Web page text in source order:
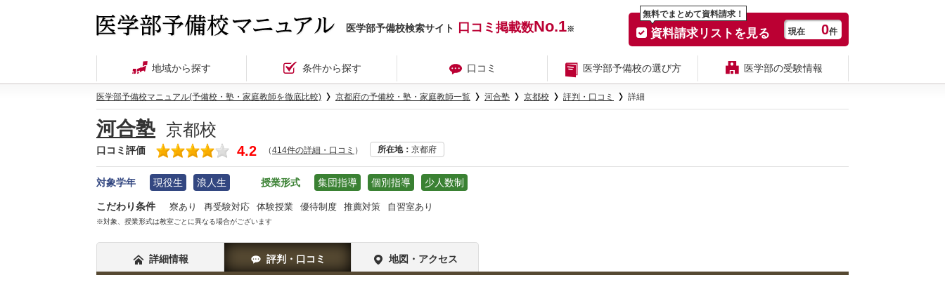
医学部予備校検索サイト 口コミ掲載数No.1※
無料でまとめて資料請求！
資料請求リストを見る 現在 0件
地域から探す 条件から探す 口コミ 医学部予備校の選び方 医学部の受験情報
医学部予備校マニュアル(予備校・塾・家庭教師を徹底比較) 京都府の予備校・塾・家庭教師一覧 河合塾 京都校 評判・口コミ 詳細
河合塾 京都校
口コミ評価 4.2 （414件の詳細・口コミ ） 所在地 京都府
対象学年 現役生 浪人生 授業形式 集団指導 個別指導 少人数制
こだわり条件 寮あり 再受験対応 体験授業 優待制度 推薦対策 自習室あり
※対象、授業形式は教室ごとに異なる場合がございます
詳細情報 評判・口コミ 地図・アクセス